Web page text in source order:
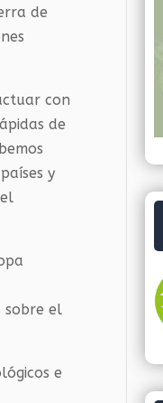
de
con
de
y
sobre el
e